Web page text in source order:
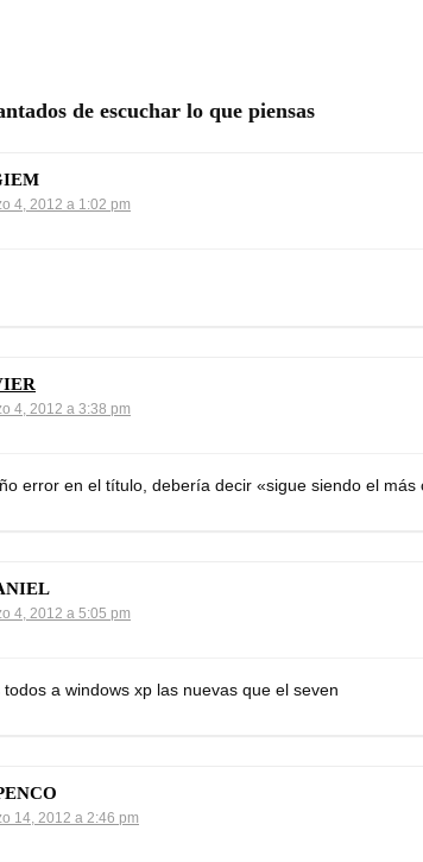
de escuchar lo que piensas
4, 2012 a 1:02 pm
4, 2012 a 3:38 pm
error en el título, debería decir «sigue siendo el más
4, 2012 a 5:05 pm
a windows xp las nuevas que el seven
14, 2012 a 2:46 pm